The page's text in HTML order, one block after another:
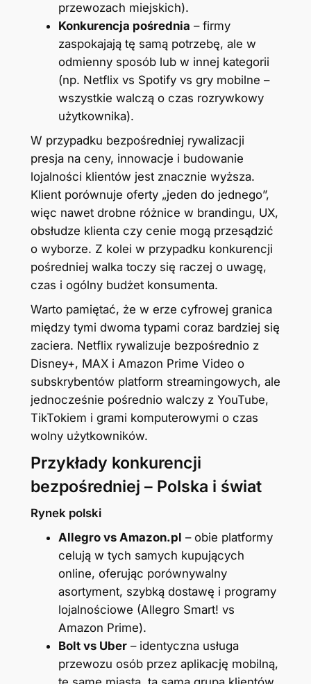
przewozach miejskich).
Konkurencja pośrednia – firmy
zaspokajają tę samą potrzebę, ale w
odmienny sposób lub w innej kategorii
(np. Netflix vs Spotify vs gry mobilne –
wszystkie walczą o czas rozrywkowy
użytkownika).
W przypadku bezpośredniej rywalizacji
presja na ceny, innowacje i budowanie
lojalności klientów jest znacznie wyższa.
Klient porównuje oferty „jeden do jednego”,
więc nawet drobne różnice w brandingu, UX,
obsłudze klienta czy cenie mogą przesądzić
o wyborze. Z kolei w przypadku konkurencji
pośredniej walka toczy się raczej o uwagę,
czas i ogólny budżet konsumenta.
Warto pamiętać, że w erze cyfrowej granica
między tymi dwoma typami coraz bardziej się
zaciera. Netflix rywalizuje bezpośrednio z
Disney+, MAX i Amazon Prime Video o
subskrybentów platform streamingowych, ale
jednocześnie pośrednio walczy z YouTube,
TikTokiem i grami komputerowymi o czas
wolny użytkowników.
Przykłady konkurencji
bezpośredniej – Polska i świat
Rynek polski
Allegro vs Amazon.pl – obie platformy
celują w tych samych kupujących
online, oferując porównywalny
asortyment, szybką dostawę i programy
lojalnościowe (Allegro Smart! vs
Amazon Prime).
Bolt vs Uber– identyczna usługa
przewozu osób przez aplikację mobilną,